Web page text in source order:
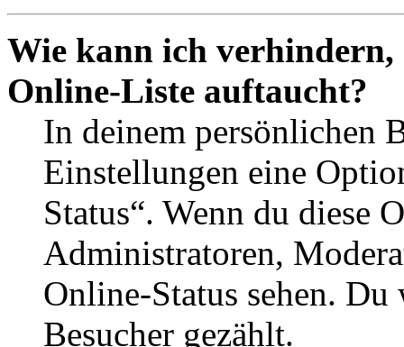
Wie kann ich verhindern,
Online-Liste auftaucht?
In deinem persönlichen
Einstellungen eine
Status“. Wenn du diese
Administratoren,
Online-Status sehen.
Besucher gezählt.